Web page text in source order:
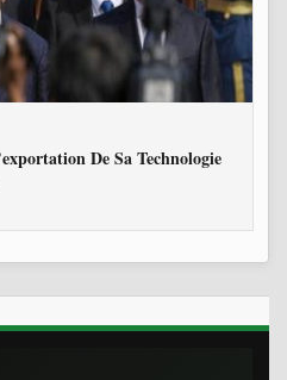
De Sa Technologie